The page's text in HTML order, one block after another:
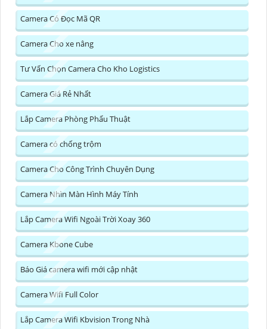
Camera Có Đọc Mã QR
Camera Cho xe nâng
Tư Vấn Chọn Camera Cho Kho Logistics
Camera Giá Rẻ Nhất
Lắp Camera Phòng Phẩu Thuật
Camera có chống trộm
Camera Cho Công Trình Chuyên Dụng
Camera Nhìn Màn Hình Máy Tính
Lắp Camera Wifi Ngoài Trời Xoay 360
Camera Kbone Cube
Báo Giá camera wifi mới cập nhật
Camera Wifi Full Color
Lắp Camera Wifi Kbvision Trong Nhà